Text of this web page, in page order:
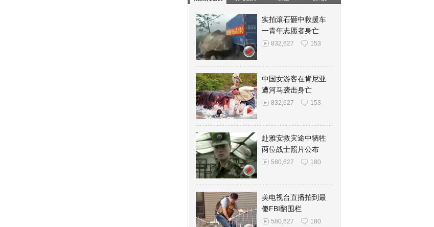
实拍滚石砸中救援车
一青年志愿者身亡
832,627 153
中国女游客在肯尼亚
遭河马袭击身亡
832,627 153
赴雅安救灾途中牺牲
两位战士照片公布
580,627 180
美电视台直播拍到最
傻FBI翻围栏
580,627 180